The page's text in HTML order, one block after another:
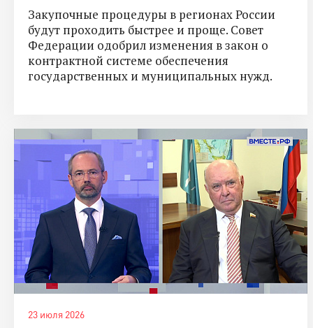
Закупочные процедуры в регионах России
будут проходить быстрее и проще. Совет
Федерации одобрил изменения в закон о
контрактной системе обеспечения
государственных и муниципальных нужд.
23 июля 2026